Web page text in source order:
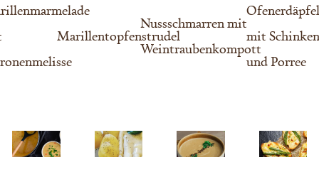
Marillentopfenstrudel
Nussschmarren mit
Weintraubenkompott
Ofenerdäpfel
mit Schinken
und Porree